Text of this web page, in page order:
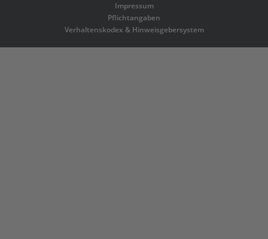
Impressum
Pflichtangaben
Verhaltenskodex & Hinweisgebersystem